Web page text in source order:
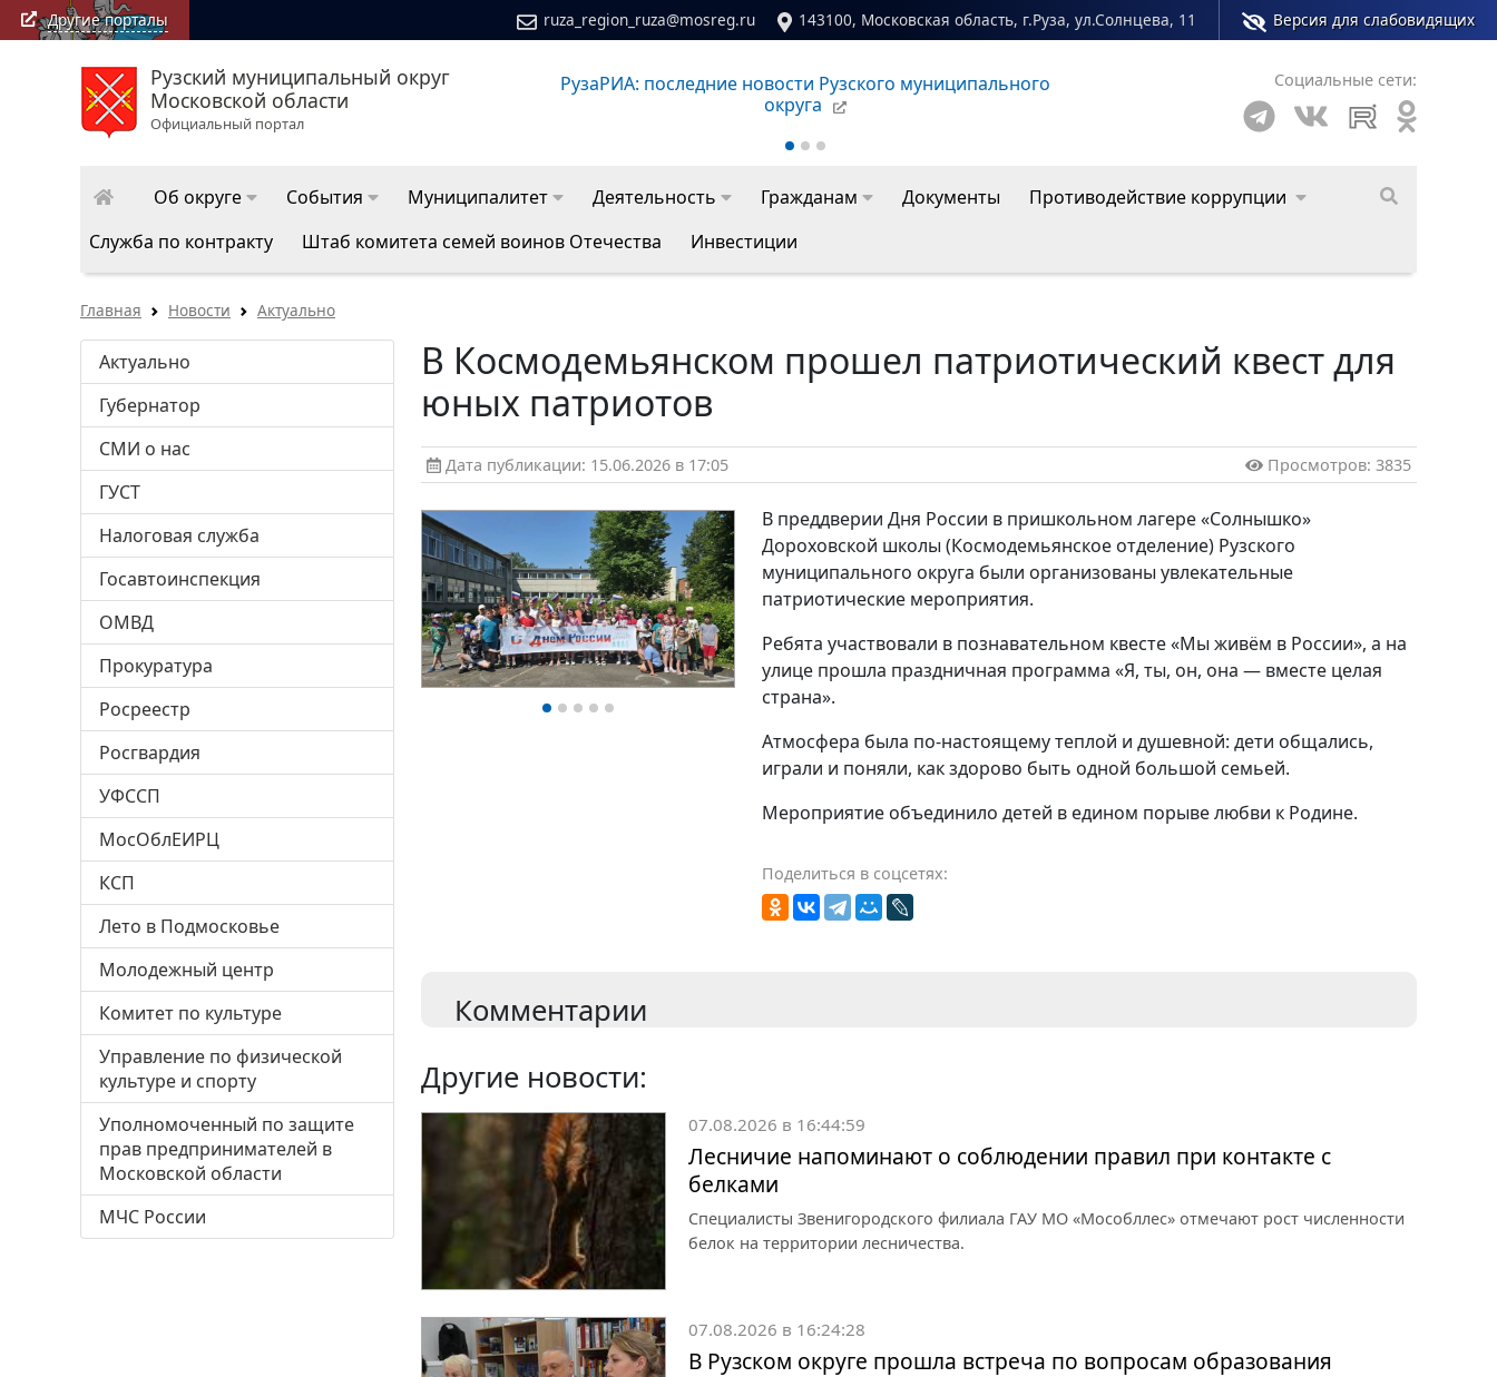
Другие порталы ruza_region_ruza@mosreg.ru 143100, Московская область, г.Руза, ул.Солнцева, 11 Версия для слабовидящих
Рузский муниципальный округ
Московской области
Официальный портал
РузаРИА: последние новости Рузского муниципального
Сайт молодежного центра Рузского муниципального округа Социальные сети:
Об округе События Муниципалитет Деятельность Гражданам Документы
Противодействие коррупции
Служба по контракту
Штаб комитета семей воинов Отечества Инвестиции
Главная Новости Актуально
Актуально
Губернатор
СМИ о нас
ГУСТ
Налоговая служба
Госавтоинспекция
ОМВД
Прокуратура
Росреестр
Росгвардия
УФССП
МосОблЕИРЦ
КСП
Лето в Подмосковье
Молодежный центр
Комитет по культуре
Управление по физической
культуре и спорту
Уполномоченный по защите
прав предпринимателей в
Московской области
МЧС России
В Космодемьянском прошел патриотический квест для
юных патриотов
Дата публикации: 15.06.2026 в 17:05 Просмотров: 3835
В преддверии Дня России в пришкольном лагере «Солнышко»
Дороховской школы (Космодемьянское отделение) Рузского
муниципального округа были организованы увлекательные
патриотические мероприятия.
Ребята участвовали в познавательном квесте «Мы живём в России», а на
улице прошла праздничная программа «Я, ты, он, она — вместе целая
страна».
Атмосфера была по‑настоящему теплой и душевной: дети общались,
играли и поняли, как здорово быть одной большой семьей.
Мероприятие объединило детей в едином порыве любви к Родине.
Поделиться в соцсетях:
Комментарии
Другие новости:
07.08.2026 в 16:44:59
Лесничие напоминают о соблюдении правил при контакте с
белками
Специалисты Звенигородского филиала ГАУ МО «Мособллес» отмечают рост численности
белок на территории лесничества.
07.08.2026 в 16:24:28
В Рузском округе прошла встреча по вопросам образования